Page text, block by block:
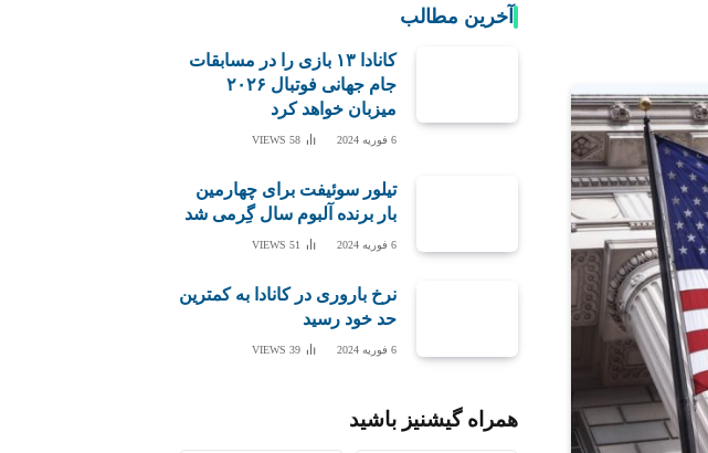
آخرین مطالب
کانادا ۱۳ بازی را در مسابقات
جام جهانی فوتبال ۲۰۲۶
میزبان خواهد کرد
6 فوریه 2024 58
VIEWS
تیلور سوئیفت برای چهارمین
بار برنده آلبوم سال گِرمی شد
6 فوریه 2024 51
VIEWS
نرخ باروری در کانادا به کمترین
حد خود رسید
6 فوریه 2024 39
VIEWS
همراه گیشنیز باشید